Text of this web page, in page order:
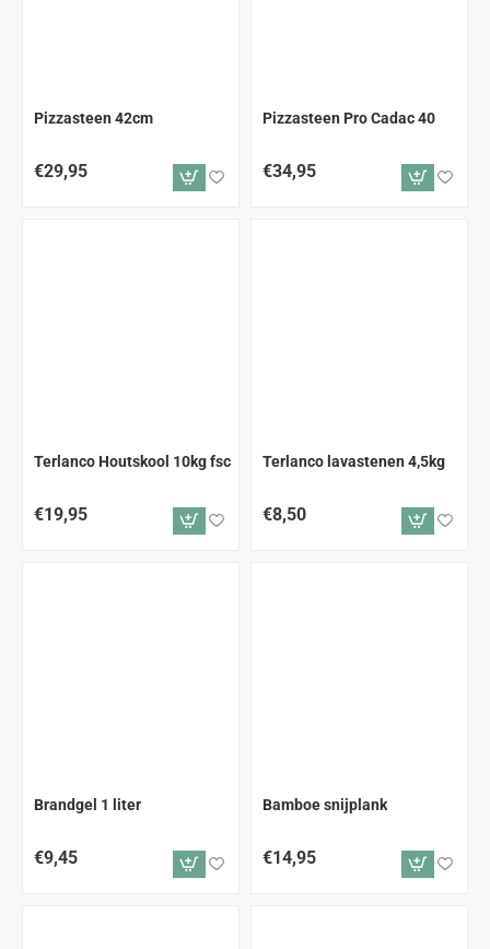
Pizzasteen 42cm
€29,95
Pizzasteen Pro Cadac 40
€34,95
Terlanco Houtskool 10kg fsc
€19,95
Terlanco lavastenen 4,5kg
€8,50
Brandgel 1 liter
€9,45
Bamboe snijplank
€14,95